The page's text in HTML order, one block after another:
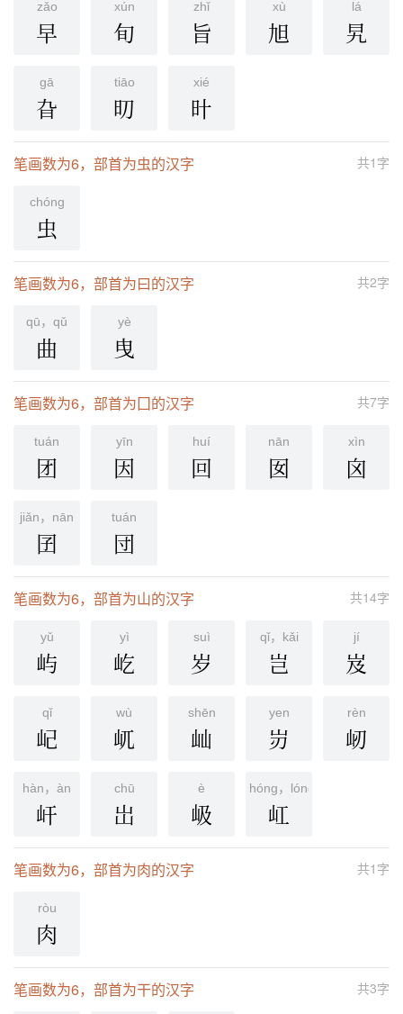
zǎo
早
xún
旬
zhǐ
旨
xù
旭
lá
旯
ɡā
旮
tiāo
旫
xié
旪
共1字
笔画数为6，部首为虫的汉字
chónɡ
虫
共2字
笔画数为6，部首为曰的汉字
qū，qǔ
曲
yè
曳
共7字
笔画数为6，部首为囗的汉字
tuán
团
yīn
因
huí
回
nān
囡
xìn
囟
jiǎn，nān
囝
tuán
団
共14字
笔画数为6，部首为山的汉字
yǔ
屿
yì
屹
suì
岁
qǐ，kǎi
岂
jí
岌
qǐ
屺
wù
屼
shēn
屾
yen
岃
rèn
屻
hàn，àn
屽
chū
岀
è
岋
hóng，lóng
屸
共1字
笔画数为6，部首为肉的汉字
ròu
肉
共3字
笔画数为6，部首为干的汉字